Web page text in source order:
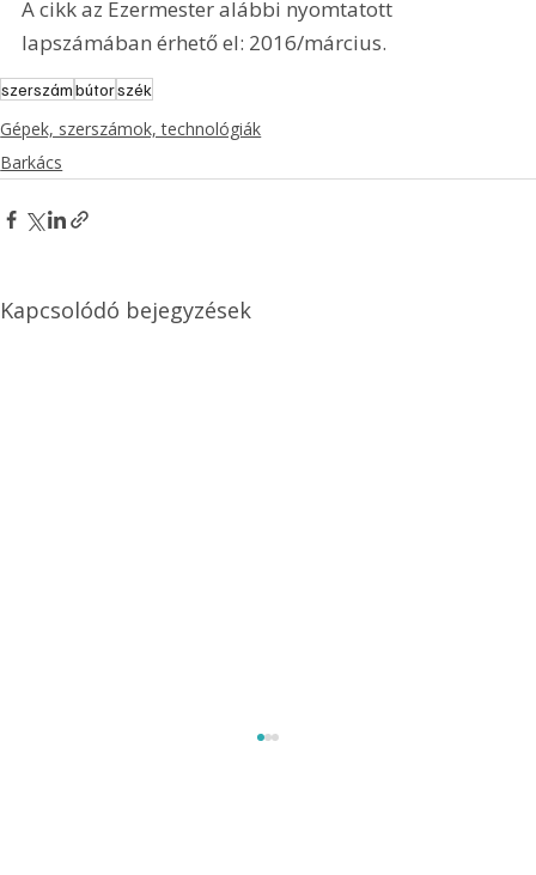
A cikk az Ezermester alábbi nyomtatott
lapszámában érhető el: 2016/március.
szerszámbútorszék
Gépek, szerszámok, technológiák
Barkács
Kapcsolódó bejegyzések